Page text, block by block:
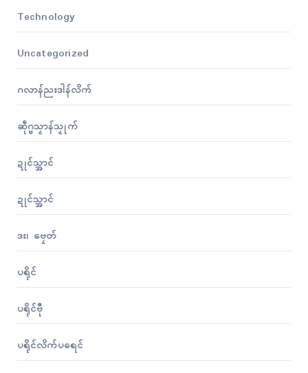
Technology
Uncategorized
ဂလာန်ညးဒါန်လိက်
ဆဵုဂ္ဗသၟာန်သၟုက်
ဍုၚ်သ္အာၚ်
ဍုၚ်သ္အာၚ်
ဒး၊ ဗၠေတ်
ပရိုၚ်
ပရိုၚ်ဗီု
ပရိုၚ်လိက်ပရေၚ်